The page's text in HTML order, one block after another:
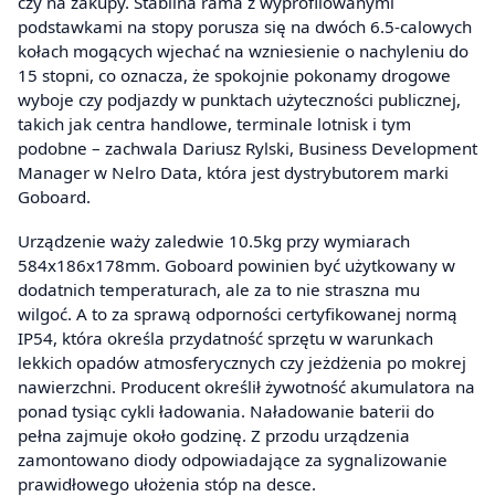
podstawkami na stopy porusza się na dwóch 6.5-calowych
kołach mogących wjechać na wzniesienie o nachyleniu do
15 stopni, co oznacza, że spokojnie pokonamy drogowe
wyboje czy podjazdy w punktach użyteczności publicznej,
takich jak centra handlowe, terminale lotnisk i tym
podobne – zachwala Dariusz Rylski, Business Development
Manager w Nelro Data, która jest dystrybutorem marki
Goboard.
Urządzenie waży zaledwie 10.5kg przy wymiarach
584x186x178mm. Goboard powinien być użytkowany w
dodatnich temperaturach, ale za to nie straszna mu
wilgoć. A to za sprawą odporności certyfikowanej normą
IP54, która określa przydatność sprzętu w warunkach
lekkich opadów atmosferycznych czy jeżdżenia po mokrej
nawierzchni. Producent określił żywotność akumulatora na
ponad tysiąc cykli ładowania. Naładowanie baterii do
pełna zajmuje około godzinę. Z przodu urządzenia
zamontowano diody odpowiadające za sygnalizowanie
prawidłowego ułożenia stóp na desce.